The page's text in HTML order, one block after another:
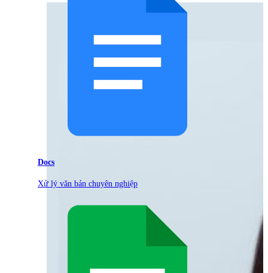
Docs
Xử lý văn bản chuyên nghiệp